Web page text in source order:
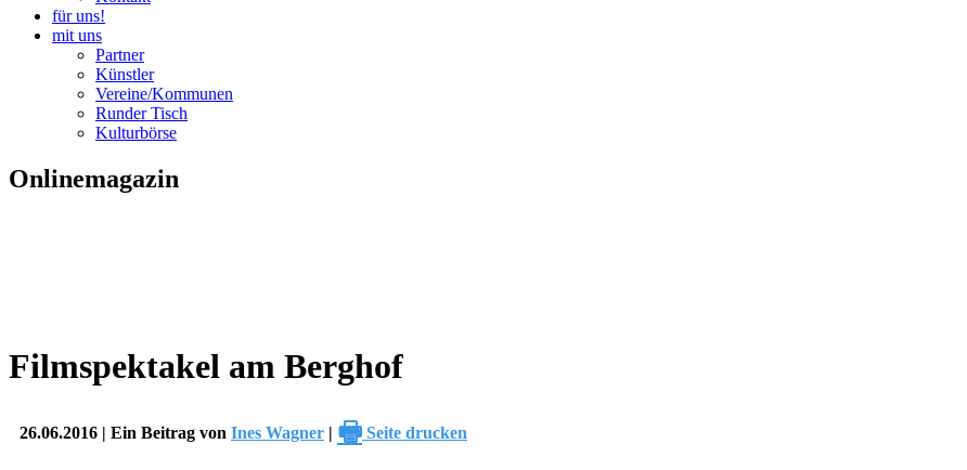
für uns!
mit uns
Partner
Künstler
Vereine/Kommunen
Runder Tisch
Kulturbörse
Onlinemagazin
Filmspektakel am Berghof
26.06.2016 | Ein Beitrag von Ines Wagner | 🖶 Seite drucken